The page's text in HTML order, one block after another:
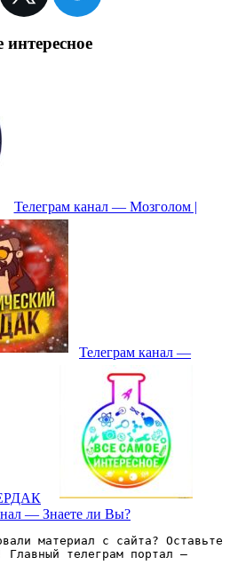
Телеграм канал — Мозголом |
Телеграм канал —
— Знаете ли Вы?
материал с сайта? Оставьте
телеграм портал –